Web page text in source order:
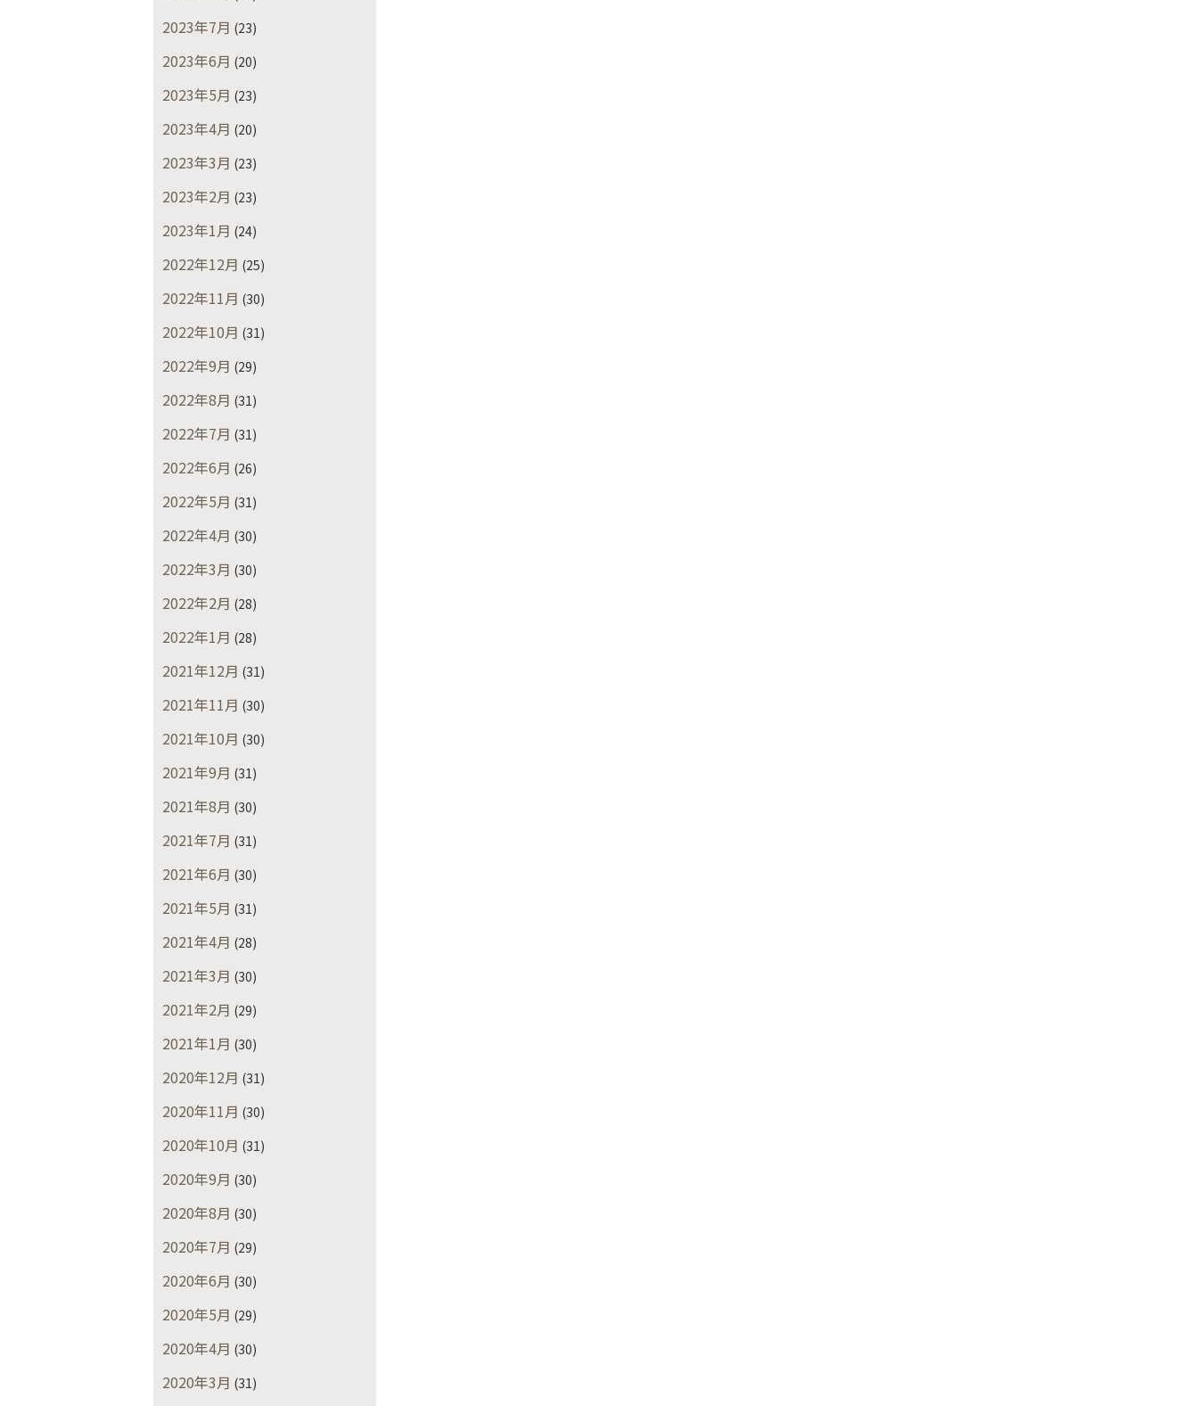
2023年7月 (23)
2023年6月 (20)
2023年5月 (23)
2023年4月 (20)
2023年3月 (23)
2023年2月 (23)
2023年1月 (24)
2022年12月 (25)
2022年11月 (30)
2022年10月 (31)
2022年9月 (29)
2022年8月 (31)
2022年7月 (31)
2022年6月 (26)
2022年5月 (31)
2022年4月 (30)
2022年3月 (30)
2022年2月 (28)
2022年1月 (28)
2021年12月 (31)
2021年11月 (30)
2021年10月 (30)
2021年9月 (31)
2021年8月 (30)
2021年7月 (31)
2021年6月 (30)
2021年5月 (31)
2021年4月 (28)
2021年3月 (30)
2021年2月 (29)
2021年1月 (30)
2020年12月 (31)
2020年11月 (30)
2020年10月 (31)
2020年9月 (30)
2020年8月 (30)
2020年7月 (29)
2020年6月 (30)
2020年5月 (29)
2020年4月 (30)
2020年3月 (31)